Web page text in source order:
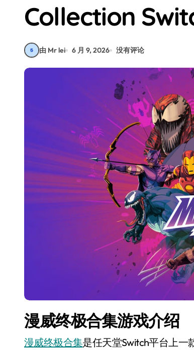
小镇惊魂：重制版合集
Collection
由 Mr lei 6 月 9, 2026 没有评论
漫威终极合集游戏介绍
漫威终极合集是任天堂Switch平台上一